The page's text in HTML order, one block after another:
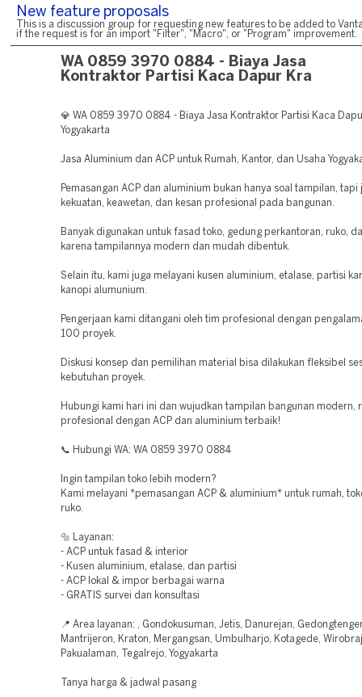
New feature proposals
This is a discussion group for requesting new features to be added to
if the request is for an import "Filter", "Macro", or "Program" improvement.
WA 0859 3970 0884 - Biaya Jasa
Kontraktor Partisi Kaca Dapur Kra
💎 WA 0859 3970 0884 - Biaya Jasa Kontraktor Partisi Kaca
Yogyakarta
Jasa Aluminium dan ACP untuk Rumah, Kantor, dan Usaha
Pemasangan ACP dan aluminium bukan hanya soal tampilan, tapi
kekuatan, keawetan, dan kesan profesional pada bangunan.
Banyak digunakan untuk fasad toko, gedung perkantoran, ruko,
karena tampilannya modern dan mudah dibentuk.
Selain itu, kami juga melayani kusen aluminium, etalase, partisi
kanopi alumunium.
Pengerjaan kami ditangani oleh tim profesional dengan
100 proyek.
Diskusi konsep dan pemilihan material bisa dilakukan fleksibel
kebutuhan proyek.
Hubungi kami hari ini dan wujudkan tampilan bangunan modern,
profesional dengan ACP dan aluminium terbaik!
📞 Hubungi WA: WA 0859 3970 0884
Ingin tampilan toko lebih modern?
Kami melayani *pemasangan ACP & aluminium* untuk rumah,
ruko.
🔩 Layanan:
- ACP untuk fasad & interior
- Kusen aluminium, etalase, dan partisi
- ACP lokal & impor berbagai warna
- GRATIS survei dan konsultasi
📍 Area layanan: , Gondokusuman, Jetis, Danurejan,
Mantrijeron, Kraton, Mergangsan, Umbulharjo, Kotagede,
Pakualaman, Tegalrejo, Yogyakarta
Tanya harga & jadwal pasang